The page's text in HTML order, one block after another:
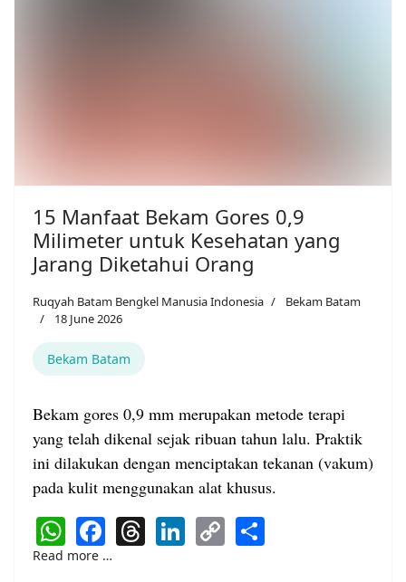
15 Manfaat Bekam Gores 0,9
Milimeter untuk Kesehatan yang
Jarang Diketahui Orang
Ruqyah Batam Bengkel Manusia Indonesia
Bekam Batam
18 June 2026
Bekam Batam
Bekam gores 0,9 mm merupakan metode terapi
yang telah dikenal sejak ribuan tahun lalu. Praktik
ini dilakukan dengan menciptakan tekanan (vakum)
pada kulit menggunakan alat khusus.
WhatsApp
Facebook
Threads
LinkedIn
Copy
Link
Read more …